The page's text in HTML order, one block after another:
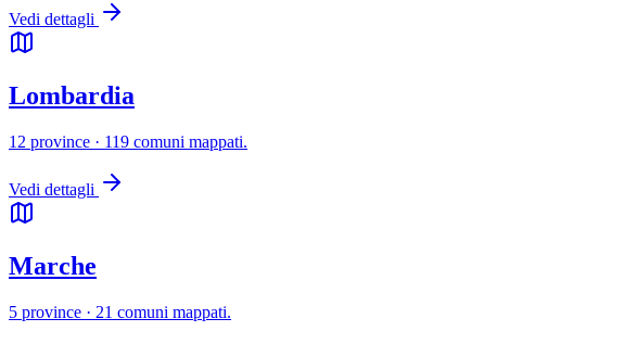
Vedi dettagli
Lombardia
12 province · 119 comuni mappati.
Vedi dettagli
Marche
5 province · 21 comuni mappati.